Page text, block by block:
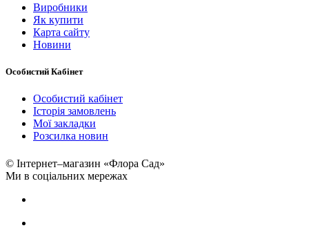
Виробники
Як купити
Карта сайту
Новини
Особистий Кабінет
Особистий кабінет
Історія замовлень
Мої закладки
Розсилка новин
© Інтернет–магазин «Флора Сад»
Ми в соціальних мережах